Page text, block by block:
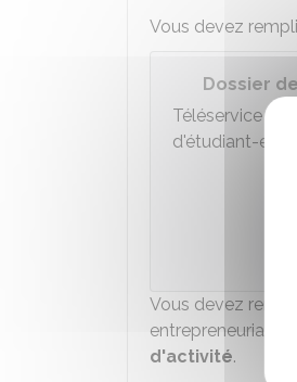
Vous devez
Dossier
Téléservice de
d'étudiant-
Vous devez
entrepreneurial.
d'activité.